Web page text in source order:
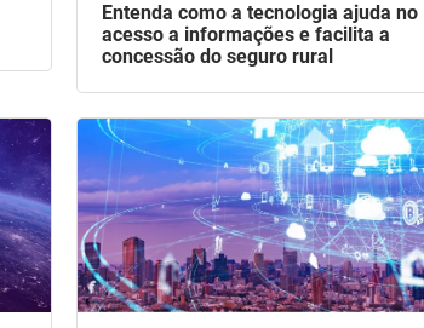
Entenda como a tecnologia ajuda no
acesso a informações e facilita a
concessão do seguro rural